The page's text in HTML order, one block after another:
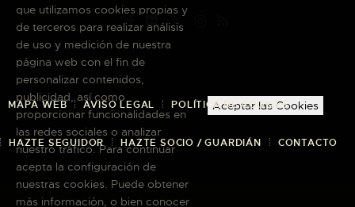
MAPA WEB AVISO LEGAL POLÍTICA DE COOKIES
HAZTE SEGUIDOR HAZTE SOCIO / GUARDIÁN CONTACTO
que utilizamos cookies propias y
de terceros para realizar análisis
de uso y medición de nuestra
página web con el fin de
personalizar contenidos,
publicidad, así como
proporcionar funcionalidades en
las redes sociales o analizar
nuestro tráfico. Para continuar
acepta la configuración de
nuestras cookies. Puede obtener
más información, o bien conocer
Aceptar las Cookies